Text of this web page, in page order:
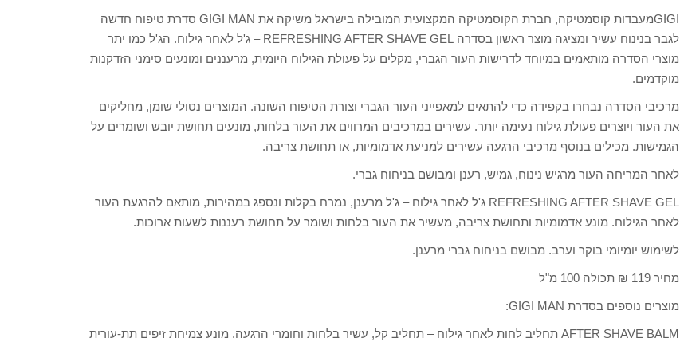
GIGIמעבדות קוסמטיקה, חברת הקוסמטיקה המקצועית המובילה בישראל משיקה את GIGI MAN סדרת טיפוח חדשה
לגבר בנינוח עשיר ומציגה מוצר ראשון בסדרה REFRESHING AFTER SHAVE GEL – ג'ל לאחר גילוח. הג'ל כמו יתר
מוצרי הסדרה מותאמים במיוחד לדרישות העור הגברי, מקלים על פעולת הגילוח היומית, מרעננים ומונעים סימני הזדקנות
מוקדמים.
מרכיבי הסדרה נבחרו בקפידה כדי להתאים למאפייני העור הגברי וצורת הטיפוח השונה. המוצרים נטולי שומן, מחליקים
את העור ויוצרים פעולת גילוח נעימה יותר. עשירים במרכיבים המרווים את העור בלחות, מונעים תחושת יובש ושומרים על
הגמישות. מכילים בנוסף מרכיבי הרגעה עשירים למניעת אדמומיות, או תחושת צריבה.
לאחר המריחה העור מרגיש נינוח, גמיש, רענן ומבושם בניחוח גברי.
REFRESHING AFTER SHAVE GEL ג'ל לאחר גילוח – ג'ל מרענן, נמרח בקלות ונספג במהירות, מותאם להרגעת העור
לאחר הגילוח. מונע אדמומיות ותחושת צריבה, מעשיר את העור בלחות ושומר על תחושת רעננות לשעות ארוכות.
לשימוש יומיומי בוקר וערב. מבושם בניחוח גברי מרענן.
מחיר 119 ₪ תכולה 100 מ"ל
מוצרים נוספים בסדרת GIGI MAN:
AFTER SHAVE BALM תחליב לחות לאחר גילוח – תחליב קל, עשיר בלחות וחומרי הרגעה. מונע צמיחת זיפים תת-עורית